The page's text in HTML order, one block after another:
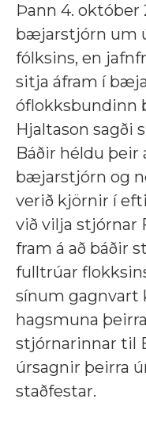
Þann 4.
bæjarstjórn um
fólksins, en
sitja áfram í
óflokksbundinn
Hjaltason sagði
Báðir héldu
bæjarstjórn og
verið kjörnir í
við vilja stjórnar
fram á að báðir
fulltrúar
sínum
hagsmuna
stjórnarinnar til
úrsagnir þeirra
staðfestar.